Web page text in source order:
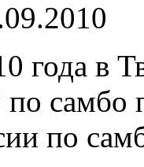
года в
самбо
по